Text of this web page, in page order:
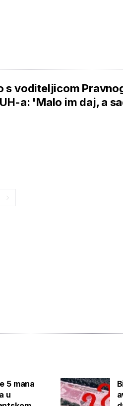
s voditeljicom
a: 'Malo im daj, a
5 mana
u